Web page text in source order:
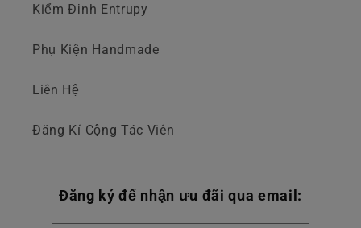
Kiểm Định Entrupy
Phụ Kiện Handmade
Liên Hệ
Đăng Kí Cộng Tác Viên
Đăng ký để nhận ưu đãi qua email: